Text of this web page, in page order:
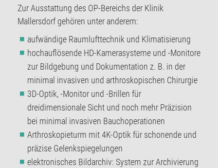
Zur Ausstattung des OP-Bereichs der Klinik
Mallersdorf gehören unter anderem:
aufwändige Raumlufttechnik und Klimatisierung
hochauflösende HD-Kamerasysteme und -Monitore
zur Bildgebung und Dokumentation z. B. in der
minimal invasiven und arthroskopischen Chirurgie
3D-Optik, -Monitor und -Brillen für
dreidimensionale Sicht und noch mehr Präzision
bei minimal invasiven Bauchoperationen
Arthroskopieturm mit 4K-Optik für schonende und
präzise Gelenkspiegelungen
elektronisches Bildarchiv: System zur Archivierung